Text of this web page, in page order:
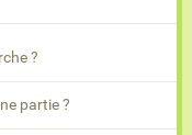
?
partie ?